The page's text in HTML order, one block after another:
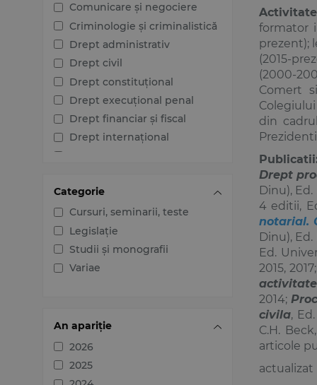
Comunicare și negociere
Criminologie și criminalistică
Drept administrativ
Drept civil
Drept constituțional
Drept execuțional penal
Drept financiar și fiscal
Drept internațional
Drept procesual penal
Dreptul afacerilor
Dreptul familiei
Dreptul mediului
Dreptul muncii și securității
Dreptul proprietății
intelectuale
Dreptul Uniunii Europene
Jurisprudența instanțelor
Categorie
Cursuri, seminarii, teste
Legislație
Studii și monografii
Variae
An apariție
2026
2025
formator
prezent);
(2015-
(2000-
Comert
din
Drept
Dinu),
4 editii,
notarial.
Dinu),
Ed.
2015, 2017;
2014;
civila,
C.H.
articole
actualizat